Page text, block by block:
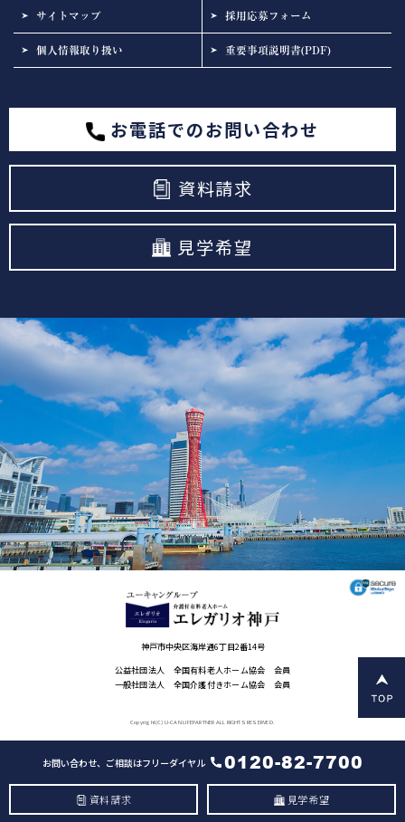
サイトマップ 採用応募フォーム
個人情報取り扱い 重要事項説明書(PDF)
お電話でのお問い合わせ
資料請求
見学希望
神戸市中央区海岸通6丁目2番14号
お問い合わせ、ご相談はフリーダイヤル 0120-82-7700
資料請求 見学希望
公益社団法人 全国有料老人ホーム協会 会員
一般社団法人 全国介護付きホーム協会 会員
Copyright(C) U-CAN LIFEPARTNER ALL RIGHTS RESERVED.